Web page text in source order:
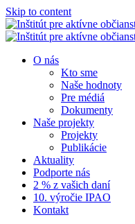
Skip to content
O nás
Kto sme
Naše hodnoty
Pre médiá
Dokumenty
Naše projekty
Projekty
Publikácie
Aktuality
Podporte nás
2 % z vašich daní
10. výročie IPAO
Kontakt